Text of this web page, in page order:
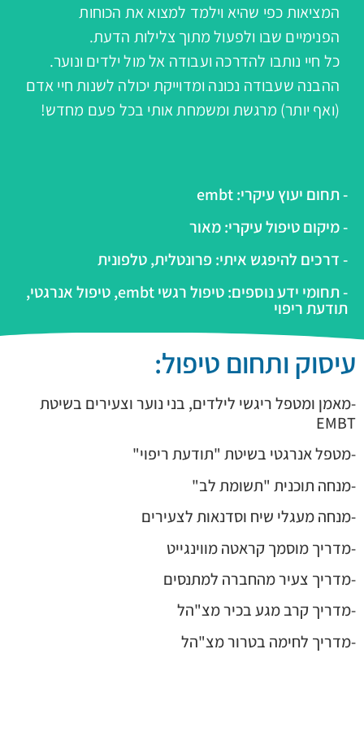
המציאות כפי שהיא וילמד למצוא את הכוחות
הפנימיים שבו ולפעול מתוך צלילות הדעת.
כל חיי נותבו להדרכה ועבודה אל מול ילדים ונוער.
ההבנה שעבודה נכונה ומדוייקת יכולה לשנות חיי אדם
(ואף יותר) מרגשת ומשמחת אותי בכל פעם מחדש!
- תחום יעוץ עיקרי: embt
- מיקום טיפול עיקרי: מאור
- דרכים להיפגש איתי: פרונטלית, טלפונית
- תחומי ידע נוספים: טיפול רגשי embt, טיפול אנרגטי,
תודעת ריפוי
עיסוק ותחום טיפול:
-מאמן ומטפל ריגשי לילדים, בני נוער וצעירים בשיטת
EMBT
-מטפל אנרגטי בשיטת "תודעת ריפוי"
-מנחה תוכנית "תשומת לב"
-מנחה מעגלי שיח וסדנאות לצעירים
-מדריך מוסמך קראטה מווינגייט
-מדריך צעיר מהחברה למתנסים
-מדריך קרב מגע בכיר מצ"הל
-מדריך לחימה בטרור מצ"הל